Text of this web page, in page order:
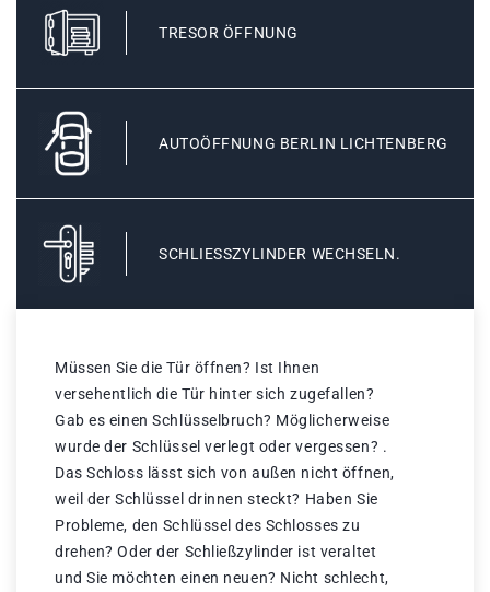
TRESOR ÖFFNUNG
AUTOÖFFNUNG BERLIN LICHTENBERG
SCHLIESSZYLINDER WECHSELN.
Müssen Sie die Tür öffnen? Ist Ihnen
versehentlich die Tür hinter sich zugefallen?
Gab es einen Schlüsselbruch? Möglicherweise
wurde der Schlüssel verlegt oder vergessen? .
Das Schloss lässt sich von außen nicht öffnen,
weil der Schlüssel drinnen steckt? Haben Sie
Probleme, den Schlüssel des Schlosses zu
drehen? Oder der Schließzylinder ist veraltet
und Sie möchten einen neuen? Nicht schlecht,